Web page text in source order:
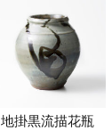
地掛黒流描花瓶